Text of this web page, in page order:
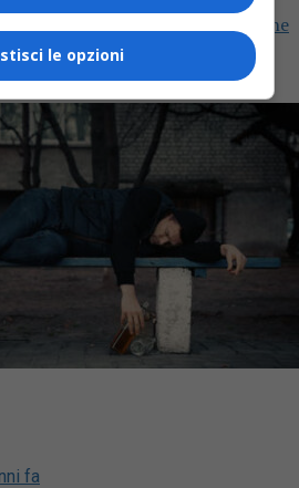
comunale di Piatto, in frazione
un palazzetto per il gioco
con spogliatoi e servizi
fa
le opzioni